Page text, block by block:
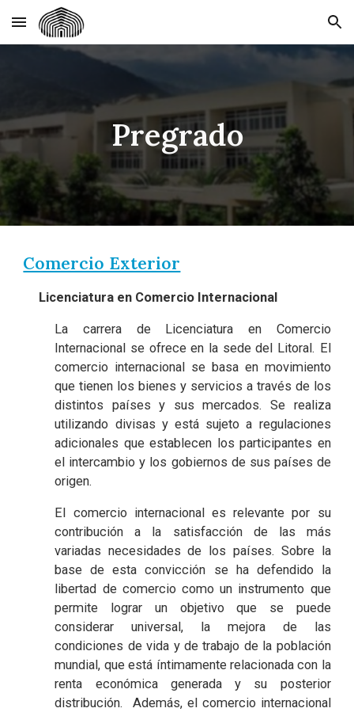
Skip to main content Skip to navigation
Pregrado
Comercio Exterior
Licenciatura en Comercio Internacional
La carrera de Licenciatura en Comercio
Internacional se ofrece en la sede del Litoral. El
comercio internacional se basa en movimiento
que tienen los bienes y servicios a través de los
distintos países y sus mercados. Se realiza
utilizando divisas y está sujeto a regulaciones
adicionales que establecen los participantes en
el intercambio y los gobiernos de sus países de
origen.
El comercio internacional es relevante por su
contribución a la satisfacción de las más
variadas necesidades de los países. Sobre la
base de esta convicción se ha defendido la
libertad de comercio como un instrumento que
permite lograr un objetivo que se puede
considerar universal, la mejora de las
condiciones de vida y de trabajo de la población
mundial, que está íntimamente relacionada con la
renta económica generada y su posterior
distribución. Además, el comercio internacional